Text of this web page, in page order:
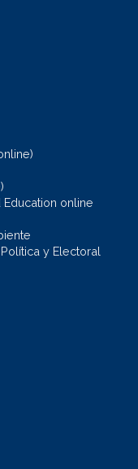
online
y Electoral